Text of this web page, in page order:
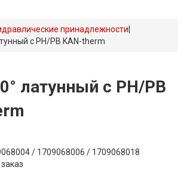
принадлежности
с РН/РВ KAN-therm
латунный с РН/РВ
/ 1709068006 / 1709068018